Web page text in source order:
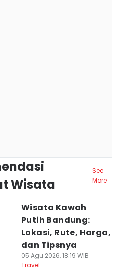
Wisata
See
More
Wisata Kawah
Putih Bandung:
Lokasi, Rute, Harga,
dan Tipsnya
05 Agu 2026, 18:19 WIB
Travel